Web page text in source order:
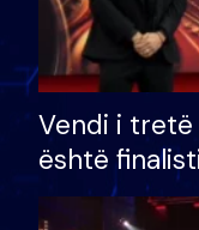
Vendi i tretë
është